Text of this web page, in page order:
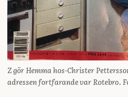
Z gör Hemma hos-Christer
adressen fortfarande var Rotebro.